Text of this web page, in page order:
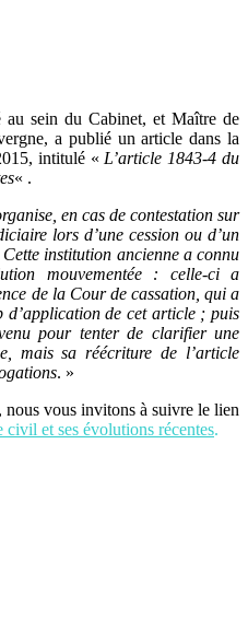
sein du Cabinet, et Maître de
a publié un article dans la
intitulé « L’article 1843-4 du
« .
en cas de contestation sur
lors d’une cession ou d’un
institution ancienne a connu
mouvementée : celle-ci a
de la Cour de cassation, qui a
d’application de cet article ; puis
pour tenter de clarifier une
mais sa réécriture de l’article
. »
vous invitons à suivre le lien
et ses évolutions récentes.